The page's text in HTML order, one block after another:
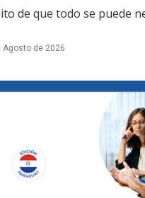
de que todo se puede
Agosto de 2026